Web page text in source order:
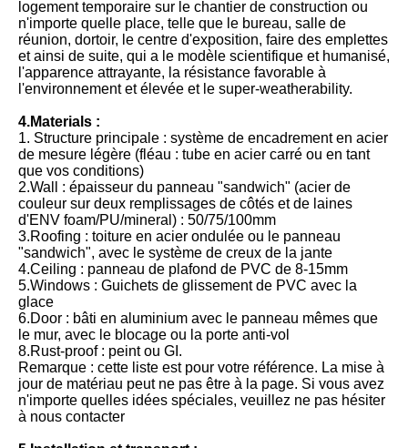
logement temporaire sur le chantier de construction ou
n'importe quelle place, telle que le bureau, salle de
réunion, dortoir, le centre d'exposition, faire des emplettes
et ainsi de suite, qui a le modèle scientifique et humanisé,
l'apparence attrayante, la résistance favorable à
l'environnement et élevée et le super-weatherability.
4.Materials :
1. Structure principale : système de encadrement en acier
de mesure légère (fléau : tube en acier carré ou en tant
que vos conditions)
2.Wall : épaisseur du panneau "sandwich" (acier de
couleur sur deux remplissages de côtés et de laines
d'ENV foam/PU/mineral) : 50/75/100mm
3.Roofing : toiture en acier ondulée ou le panneau
"sandwich", avec le système de creux de la jante
4.Ceiling : panneau de plafond de PVC de 8-15mm
5.Windows : Guichets de glissement de PVC avec la
glace
6.Door : bâti en aluminium avec le panneau mêmes que
le mur, avec le blocage ou la porte anti-vol
8.Rust-proof : peint ou GI.
Remarque : cette liste est pour votre référence. La mise à
jour de matériau peut ne pas être à la page. Si vous avez
n'importe quelles idées spéciales, veuillez ne pas hésiter
à nous contacter